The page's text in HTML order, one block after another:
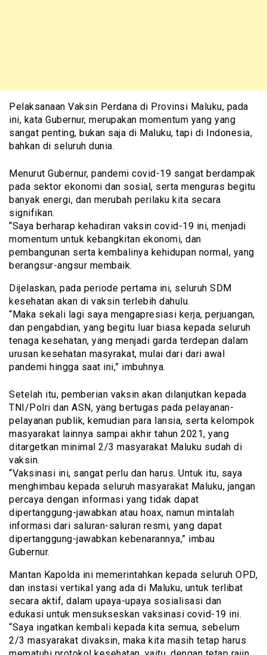
Pelaksanaan Vaksin Perdana di Provinsi Maluku, pada
ini, kata Gubernur, merupakan momentum yang yang
sangat penting, bukan saja di Maluku, tapi di Indonesia,
bahkan di seluruh dunia.
Menurut Gubernur, pandemi covid-19 sangat berdampak
pada sektor ekonomi dan sosial, serta menguras begitu
banyak energi, dan merubah perilaku kita secara
signifikan.
“Saya berharap kehadiran vaksin covid-19 ini, menjadi
momentum untuk kebangkitan ekonomi, dan
pembangunan serta kembalinya kehidupan normal, yang
berangsur-angsur membaik.
Dijelaskan, pada periode pertama ini, seluruh SDM
kesehatan akan di vaksin terlebih dahulu.
“Maka sekali lagi saya mengapresiasi kerja, perjuangan,
dan pengabdian, yang begitu luar biasa kepada seluruh
tenaga kesehatan, yang menjadi garda terdepan dalam
urusan kesehatan masyrakat, mulai dari dari awal
pandemi hingga saat ini,” imbuhnya.
Setelah itu, pemberian vaksin akan dilanjutkan kepada
TNI/Polri dan ASN, yang bertugas pada pelayanan-
pelayanan publik, kemudian para lansia, serta kelompok
masyarakat lainnya sampai akhir tahun 2021, yang
ditargetkan minimal 2/3 masyarakat Maluku sudah di
vaksin.
“Vaksinasi ini, sangat perlu dan harus. Untuk itu, saya
menghimbau kepada seluruh masyarakat Maluku, jangan
percaya dengan informasi yang tidak dapat
dipertanggung-jawabkan atau hoax, namun mintalah
informasi dari saluran-saluran resmi, yang dapat
dipertanggung-jawabkan kebenarannya,” imbau
Gubernur.
Mantan Kapolda ini memerintahkan kepada seluruh OPD,
dan instasi vertikal yang ada di Maluku, untuk terlibat
secara aktif, dalam upaya-upaya sosialisasi dan
edukasi untuk mensukseskan vaksinasi covid-19 ini.
“Saya ingatkan kembali kepada kita semua, sebelum
2/3 masyarakat divaksin, maka kita masih tetap harus